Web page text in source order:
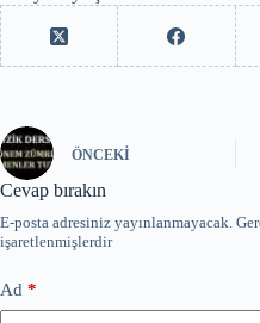
ÖNCEKI
Cevap bırakın
E-posta adresiniz yayınlanmayacak.
işaretlenmişlerdir
Ad *